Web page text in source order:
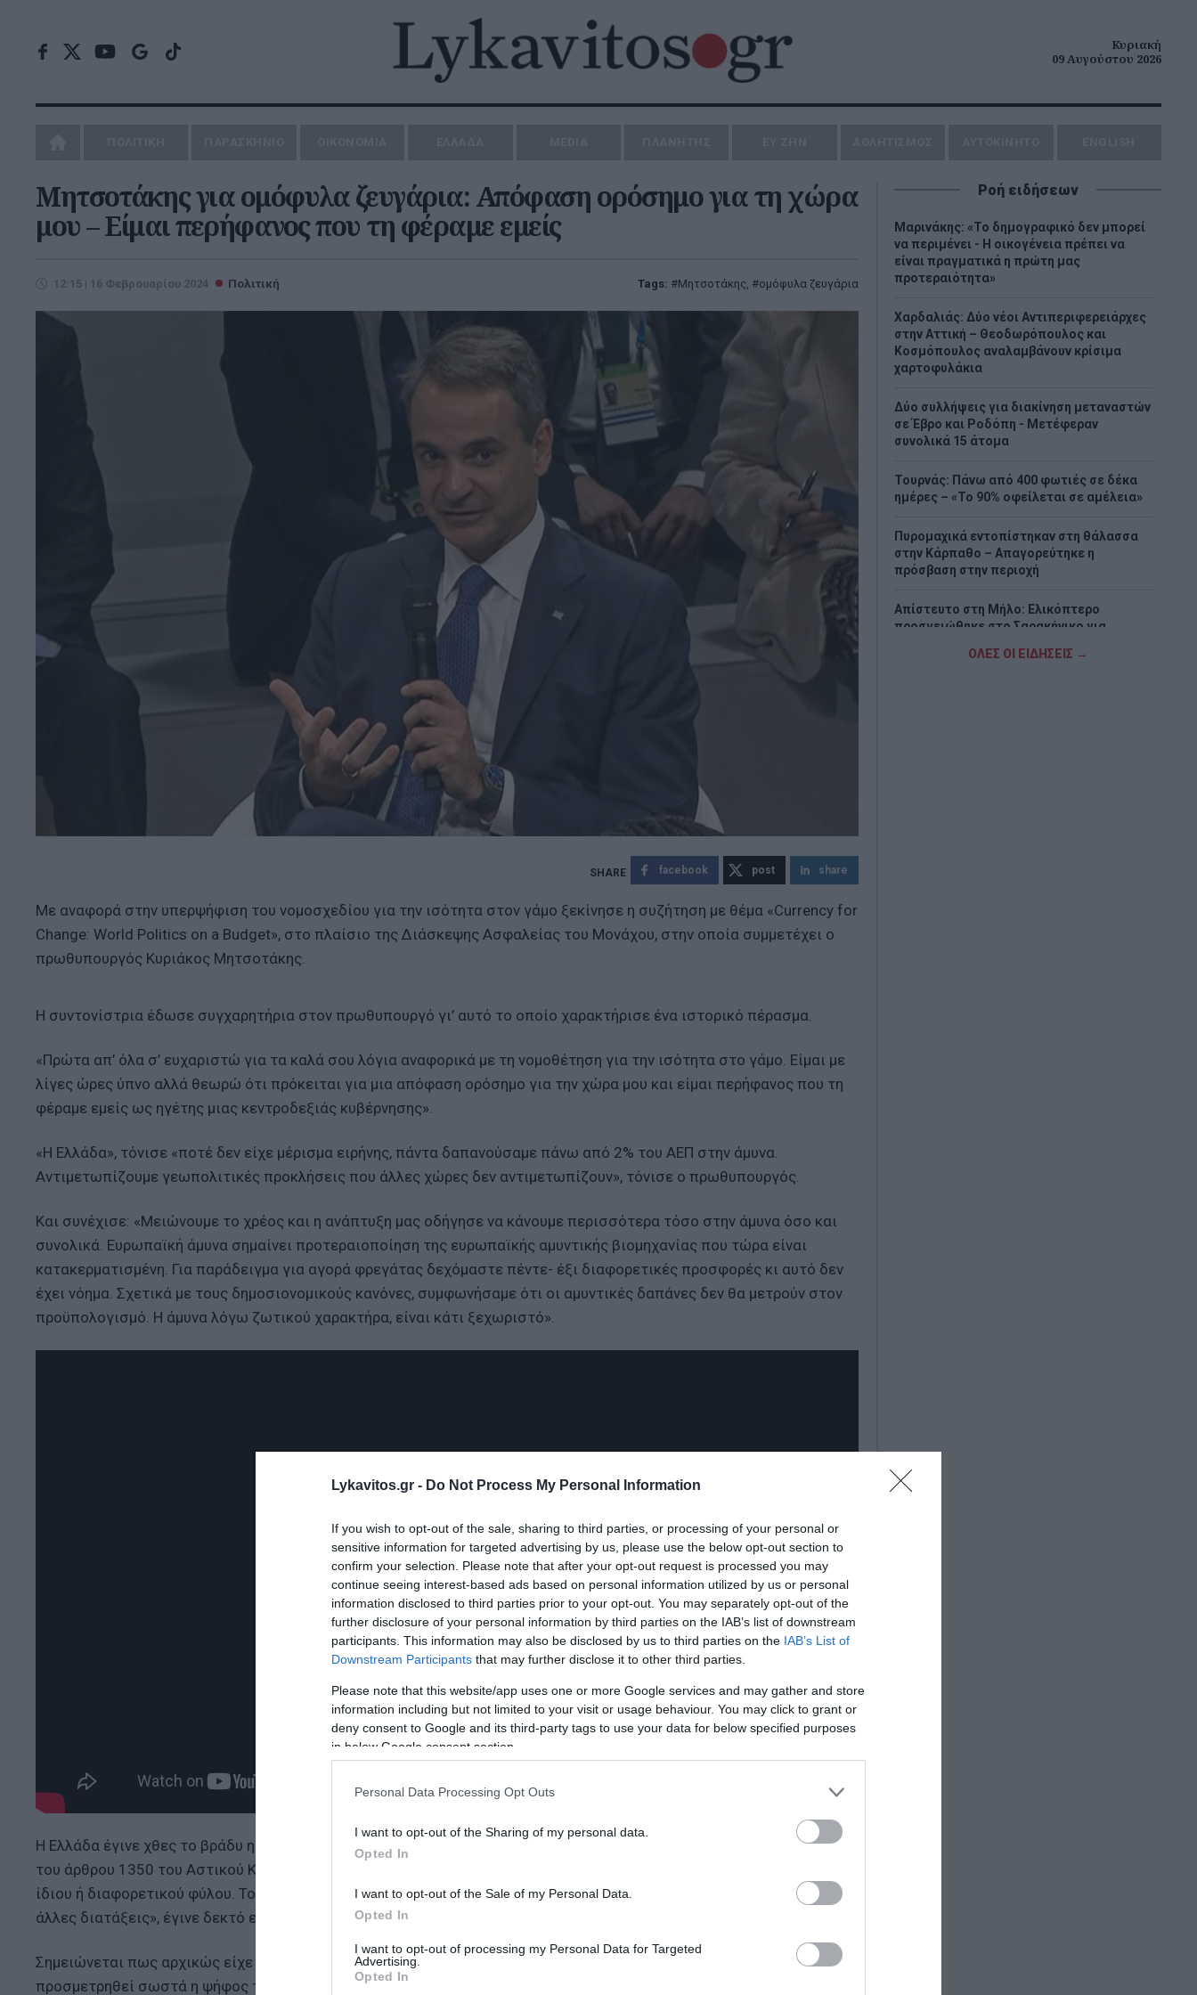
Lykavitos.gr - Do Not Process My Personal Information
If you wish to opt-out of the sale, sharing to third parties, or processing of your personal or
sensitive information for targeted advertising by us, please use the below opt-out section to
confirm your selection. Please note that after your opt-out request is processed you may
continue seeing interest-based ads based on personal information utilized by us or personal
information disclosed to third parties prior to your opt-out. You may separately opt-out of the
further disclosure of your personal information by third parties on the IAB’s list of downstream
participants. This information may also be disclosed by us to third parties on the IAB’s List of
Downstream Participants that may further disclose it to other third parties.
Please note that this website/app uses one or more Google services and may gather and store
information including but not limited to your visit or usage behaviour. You may click to grant or
deny consent to Google and its third-party tags to use your data for below specified purposes
in below Google consent section.
Personal Data Processing Opt Outs
I want to opt-out of the Sharing of my personal data.
Opted In
I want to opt-out of the Sale of my Personal Data.
Opted In
I want to opt-out of processing my Personal Data for Targeted
Advertising.
Opted In
Κυριακή
09 Αυγούστου 2026
Μητσοτάκης για ομόφυλα ζευγάρια: Απόφαση ορόσημο για τη χώρα
μου – Είμαι περήφανος που τη φέραμε εμείς
12:15 | 16 Φεβρουαρίου 2024 Πολιτική Tags: Μητσοτάκης, ομόφυλα ζευγάρια
facebook post share
Με αναφορά στην υπερψήφιση του νομοσχεδίου για την ισότητα στον γάμο ξεκίνησε η συζήτηση με θέμα «Currency for
Change: World Politics on a Budget», στο πλαίσιο της Διάσκεψης Ασφαλείας του Μονάχου, στην οποία συμμετέχει ο
πρωθυπουργός Κυριάκος Μητσοτάκης.
Η συντονίστρια έδωσε συγχαρητήρια στον πρωθυπουργό γι’ αυτό το οποίο χαρακτήρισε ένα ιστορικό πέρασμα.
«Πρώτα απ’ όλα σ’ ευχαριστώ για τα καλά σου λόγια αναφορικά με τη νομοθέτηση για την ισότητα στο γάμο. Είμαι με
λίγες ώρες ύπνο αλλά θεωρώ ότι πρόκειται για μια απόφαση ορόσημο για την χώρα μου και είμαι περήφανος που τη
φέραμε εμείς ως ηγέτης μιας κεντροδεξιάς κυβέρνησης».
«Η Ελλάδα», τόνισε «ποτέ δεν είχε μέρισμα ειρήνης, πάντα δαπανούσαμε πάνω από 2% του ΑΕΠ στην άμυνα.
Αντιμετωπίζουμε γεωπολιτικές προκλήσεις που άλλες χώρες δεν αντιμετωπίζουν», τόνισε ο πρωθυπουργός.
Και συνέχισε: «Μειώνουμε το χρέος και η ανάπτυξη μας οδήγησε να κάνουμε περισσότερα τόσο στην άμυνα όσο και
συνολικά. Ευρωπαϊκή άμυνα σημαίνει προτεραιοποίηση της ευρωπαϊκής αμυντικής βιομηχανίας που τώρα είναι
κατακερματισμένη. Για παράδειγμα για αγορά φρεγάτας δεχόμαστε πέντε- έξι διαφορετικές προσφορές κι αυτό δεν
έχει νόημα. Σχετικά με τους δημοσιονομικούς κανόνες, συμφωνήσαμε ότι οι αμυντικές δαπάνες δεν θα μετρούν στον
προϋπολογισμό. Η άμυνα λόγω ζωτικού χαρακτήρα, είναι κάτι ξεχωριστό».
Η Ελλάδα έγινε χθες το βράδυ η 37η χώρα στον κόσμο, που αναγνώρισε την ισότητα στο γάμο, με την τροποποίηση
του άρθρου 1350 του Αστικού Κώδικα και την εισαγωγή του κανόνα ότι ο γάμος συνάπτεται μεταξύ δύο προσώπων
ίδιου ή διαφορετικού φύλου. Το νομοσχέδιο «Ισότητα στον πολιτικό γάμο, τροποποίηση του Αστικού Κώδικα και
άλλες διατάξεις», έγινε δεκτό επί της αρχής από την ολομέλεια με 175 «ναι», 77 «όχι» και 2 «παρών».
Σημειώνεται πως αρχικώς είχε ανακοινωθεί ότι το αποτέλεσμα ήταν «176» ναι και 76 «όχι», καθώς δεν είχε
προσμετρηθεί σωστά η ψήφος του βουλευτή της ΝΔ Γ. Καρασμάνη, η οποία είχε κατατεθεί εγγράφως και όχι με τη
Ροή ειδήσεων
Μαρινάκης: «Το δημογραφικό δεν μπορεί
να περιμένει - Η οικογένεια πρέπει να
είναι πραγματικά η πρώτη μας
προτεραιότητα»
Χαρδαλιάς: Δύο νέοι Αντιπεριφερειάρχες
στην Αττική – Θεοδωρόπουλος και
Κοσμόπουλος αναλαμβάνουν κρίσιμα
χαρτοφυλάκια
Δύο συλλήψεις για διακίνηση μεταναστών
σε Έβρο και Ροδόπη - Μετέφεραν
συνολικά 15 άτομα
Τουρνάς: Πάνω από 400 φωτιές σε δέκα
ημέρες – «Το 90% οφείλεται σε αμέλεια»
Πυρομαχικά εντοπίστηκαν στη θάλασσα
στην Κάρπαθο – Απαγορεύτηκε η
πρόσβαση στην περιοχή
Απίστευτο στη Μήλο: Ελικόπτερο
προσγειώθηκε στο Σαρακήνικο για…
ΟΛΕΣ ΟΙ ΕΙΔΗΣΕΙΣ →